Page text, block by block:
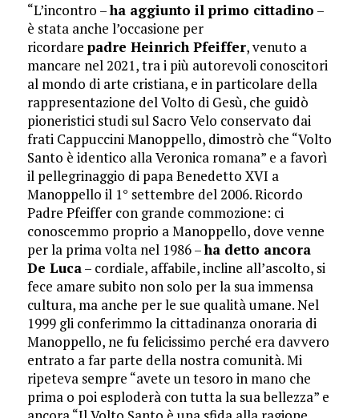
“L’incontro –ha aggiunto il primo cittadino –
è stata anche l’occasione per
ricordare padre Heinrich Pfeiffer, venuto a
mancare nel 2021, tra i più autorevoli conoscitori
al mondo di arte cristiana, e in particolare della
rappresentazione del Volto di Gesù, che guidò
pioneristici studi sul Sacro Velo conservato dai
frati Cappuccini Manoppello, dimostrò che “Volto
Santo è identico alla Veronica romana” e a favorì
il pellegrinaggio di papa Benedetto XVI a
Manoppello il 1° settembre del 2006. Ricordo
Padre Pfeiffer con grande commozione: ci
conoscemmo proprio a Manoppello, dove venne
per la prima volta nel 1986 –ha detto ancora
De Luca– cordiale, affabile, incline all’ascolto, si
fece amare subito non solo per la sua immensa
cultura, ma anche per le sue qualità umane. Nel
1999 gli conferimmo la cittadinanza onoraria di
Manoppello, ne fu felicissimo perché era davvero
entrato a far parte della nostra comunità. Mi
ripeteva sempre “avete un tesoro in mano che
prima o poi esploderà con tutta la sua bellezza” e